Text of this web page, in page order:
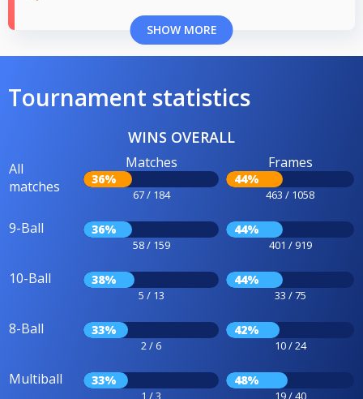
SHOW MORE
Tournament statistics
WINS OVERALL
All
matches
Matches
36%
67 / 184
Frames
44%
463 / 1058
9-Ball 36%
58 / 159
44%
401 / 919
10-Ball 38%
5 / 13
44%
33 / 75
8-Ball 33%
2 / 6
42%
10 / 24
Multiball 33%
1 / 3
48%
19 / 40